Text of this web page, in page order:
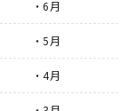
・6月
・5月
・4月